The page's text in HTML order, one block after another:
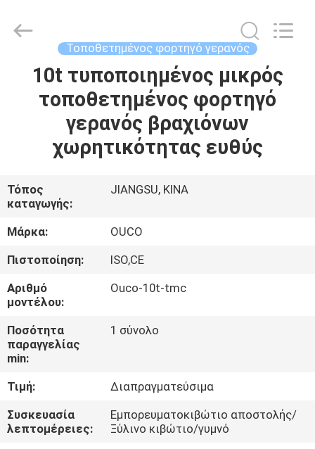
ΣΠΊΤΙ
ΠΡΟΪΌΝΤΑ
ΒΊΝΤΕΟ
ΕΜΦΆΝΙΣΗ
VR
ΣΧΕΤΙΚΆ
ΜΕ
ΕΜΆΣ
ΣΤΟ
ΕΡΓΟΣΤΆΣΙΟ
GROUP
Τοποθετημένος φορτηγό γερανός
10t τυποποιημένος μικρός
τοποθετημένος φορτηγό
γερανός βραχιόνων
χωρητικότητας ευθύς
Τόπος
καταγωγής:
JIANGSU, ΚΙΝΑ
Μάρκα:
OUCO
Πιστοποίηση:
ISO,CE
Αριθμό
μοντέλου:
Ouco-10t-tmc
Ποσότητα
παραγγελίας
min:
1 σύνολο
Τιμή:
Διαπραγματεύσιμα
Συσκευασία
λεπτομέρειες:
Εμπορευματοκιβώτιο αποστολής/
Ξύλινο κιβώτιο/γυμνό